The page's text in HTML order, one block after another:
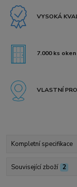
VYSOKÁ
7.000 ks
VLASTNÍ
Kompletní specifikace
Související zboží 2